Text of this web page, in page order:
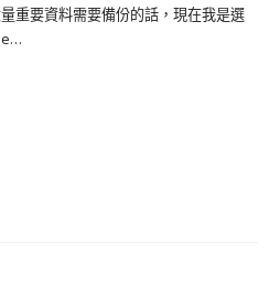
重要資料需要備份的話，現在我是選